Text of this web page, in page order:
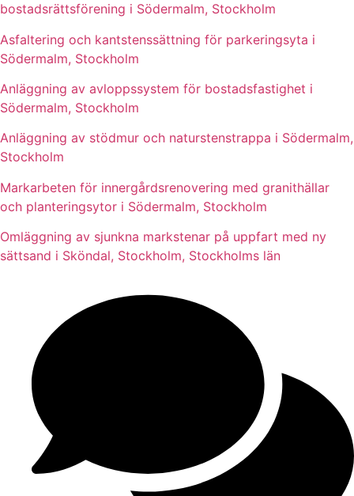
bostadsrättsförening i Södermalm, Stockholm
Asfaltering och kantstenssättning för parkeringsyta i
Södermalm, Stockholm
Anläggning av avloppssystem för bostadsfastighet i
Södermalm, Stockholm
Anläggning av stödmur och naturstenstrappa i Södermalm,
Stockholm
Markarbeten för innergårdsrenovering med granithällar
och planteringsytor i Södermalm, Stockholm
Omläggning av sjunkna markstenar på uppfart med ny
sättsand i Sköndal, Stockholm, Stockholms län